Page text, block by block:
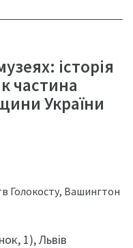
історія
частина
України
Голокосту, Вашингтон
1), Львів